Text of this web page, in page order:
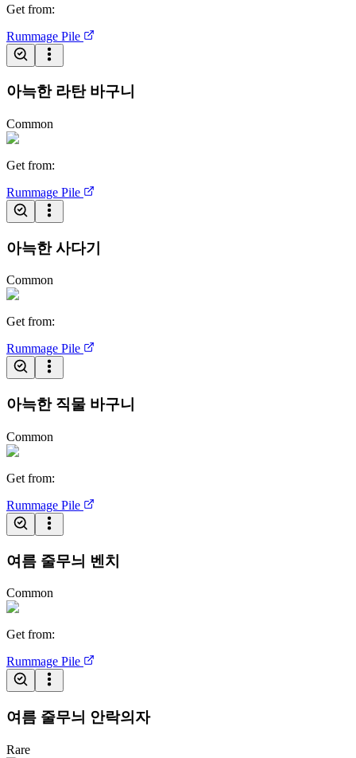
Get from:
Rummage Pile
아늑한 라탄 바구니
Common
Get from:
Rummage Pile
아늑한 사다기
Common
Get from:
Rummage Pile
아늑한 직물 바구니
Common
Get from:
Rummage Pile
여름 줄무늬 벤치
Common
Get from:
Rummage Pile
여름 줄무늬 안락의자
Rare